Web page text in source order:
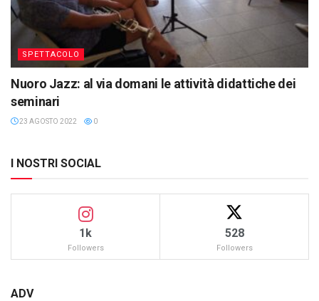
SPETTACOLO
Nuoro Jazz: al via domani le attività didattiche dei
seminari
23 AGOSTO 2022 0
I NOSTRI SOCIAL
1k
Followers
528
Followers
ADV